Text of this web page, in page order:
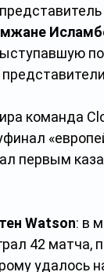
команда
первым
Watson: в
42 матча,
удалось